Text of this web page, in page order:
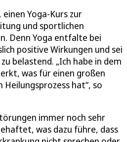
Yoga-Kurs zur
und sportlichen
Denn Yoga entfalte bei
positive Wirkungen und sei
belastend. „Ich habe in dem
was für einen großen
hat“, so
immer noch sehr
was dazu führe, dass